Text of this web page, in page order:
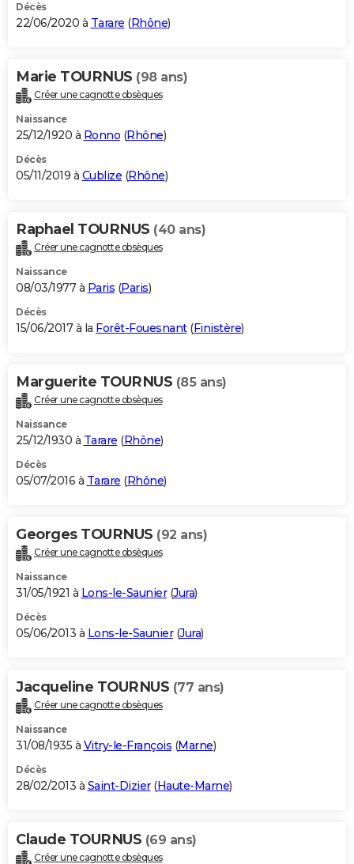
Décès
22/06/2020 à Tarare (Rhône)
Marie TOURNUS (98 ans)
Créer une cagnotte obsèques
Naissance
25/12/1920 à Ronno (Rhône)
Décès
05/11/2019 à Cublize (Rhône)
Raphael TOURNUS (40 ans)
Créer une cagnotte obsèques
Naissance
08/03/1977 à Paris (Paris)
Décès
15/06/2017 à la Forêt-Fouesnant(Finistère)
Marguerite TOURNUS (85 ans)
Créer une cagnotte obsèques
Naissance
25/12/1930 à Tarare (Rhône)
Décès
05/07/2016 à Tarare (Rhône)
Georges TOURNUS (92 ans)
Créer une cagnotte obsèques
Naissance
31/05/1921 à Lons-le-Saunier(Jura)
Décès
05/06/2013 à Lons-le-Saunier(Jura)
Jacqueline TOURNUS (77 ans)
Créer une cagnotte obsèques
Naissance
31/08/1935 à Vitry-le-François (Marne)
Décès
28/02/2013 à Saint-Dizier(Haute-Marne)
Claude TOURNUS (69 ans)
Créer une cagnotte obsèques